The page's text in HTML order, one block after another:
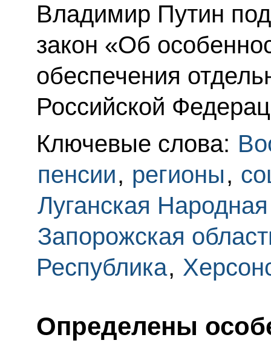
Владимир Путин
закон «Об
обеспечения
Российской
Ключевые слова:
пенсии, регионы,
Луганская
Запорожская
Республика,
Определены